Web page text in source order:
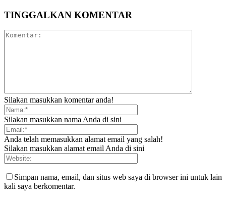
TINGGALKAN KOMENTAR
Silakan masukkan komentar anda!
Silakan masukkan nama Anda di sini
Anda telah memasukkan alamat email yang salah!
Silakan masukkan alamat email Anda di sini
Simpan nama, email, dan situs web saya di browser ini untuk lain
kali saya berkomentar.